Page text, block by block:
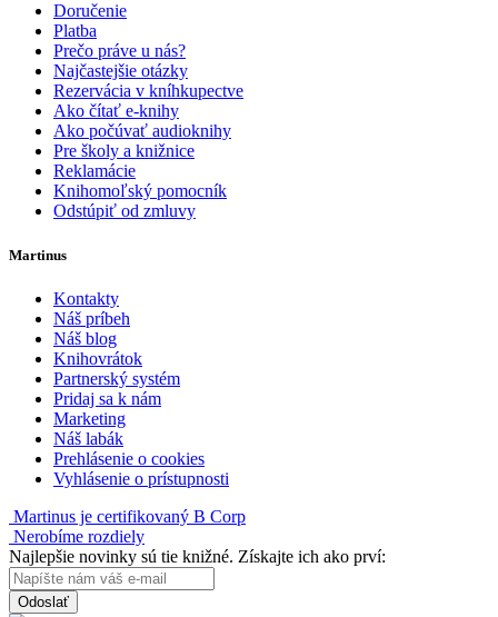
Doručenie
Platba
Prečo práve u nás?
Najčastejšie otázky
Rezervácia v kníhkupectve
Ako čítať e-knihy
Ako počúvať audioknihy
Pre školy a knižnice
Reklamácie
Knihomoľský pomocník
Odstúpiť od zmluvy
Martinus
Kontakty
Náš príbeh
Náš blog
Knihovrátok
Partnerský systém
Pridaj sa k nám
Marketing
Náš labák
Prehlásenie o cookies
Vyhlásenie o prístupnosti
Martinus je certifikovaný B Corp
Nerobíme rozdiely
Najlepšie novinky sú tie knižné. Získajte ich ako prví:
Odoslať